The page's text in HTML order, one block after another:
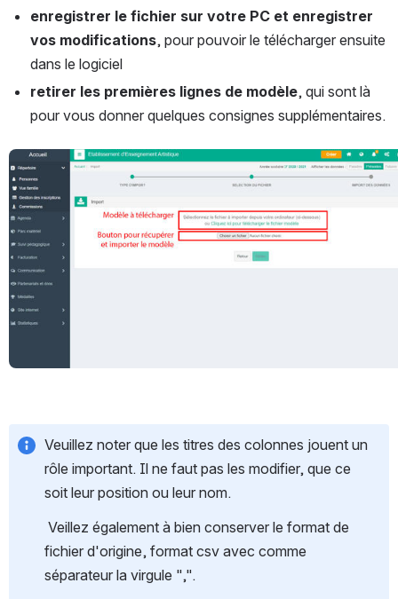
enregistrer le fichier sur votre PC et enregistrer
vos modifications, pour pouvoir le télécharger ensuite
dans le logiciel
retirer les premières lignes de modèle, qui sont là
pour vous donner quelques consignes supplémentaires.
Ouvrir
Veuillez noter que les titres des colonnes jouent un
rôle important. Il ne faut pas les modifier, que ce
soit leur position ou leur nom.
fichier d'origine, format csv avec comme
séparateur la virgule ",".